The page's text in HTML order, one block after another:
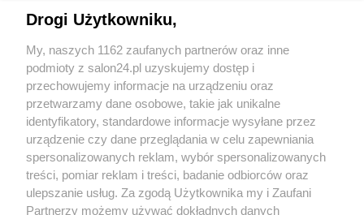
Sport
Społeczeństwo
Kultura
X Facebook Instagram Youtube
Drogi Użytkowniku,
My, naszych 1162 zaufanych partnerów oraz inne
podmioty z salon24.pl uzyskujemy dostęp i
przechowujemy informacje na urządzeniu oraz
przetwarzamy dane osobowe, takie jak unikalne
identyfikatory, standardowe informacje wysyłane przez
urządzenie czy dane przeglądania w celu zapewniania
spersonalizowanych reklam, wybór spersonalizowanych
treści, pomiar reklam i treści, badanie odbiorców oraz
ulepszanie usług. Za zgodą Użytkownika my i Zaufani
Partnerzy możemy używać dokładnych danych